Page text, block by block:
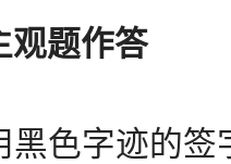
观题作答
色字迹的签